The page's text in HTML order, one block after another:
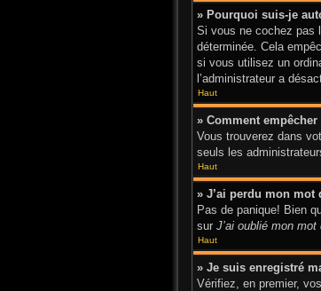
» Pourquoi suis-je
Si vous ne cochez pas
déterminée. Cela
si vous utilisez un
l’administrateur a
Haut
» Comment
Vous trouverez dans
seuls les
Haut
» J’ai perdu mon mot
Pas de panique! Bien
sur J’ai oublié mon mot
Haut
» Je suis enregistré
Vérifiez, en premier,